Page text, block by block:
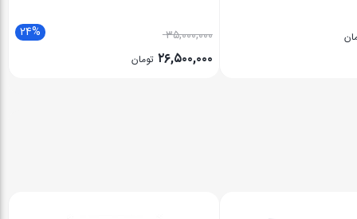
24% ۳۵,۰۰۰,۰۰۰
۲۶,۵۰۰,۰۰۰ تومان